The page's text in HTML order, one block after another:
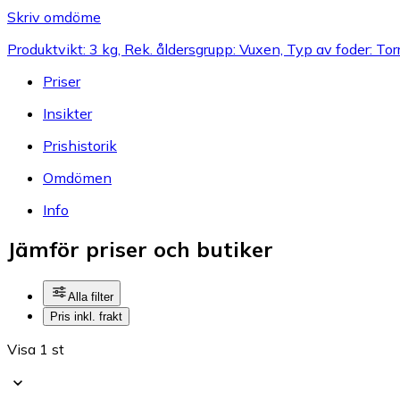
Skriv omdöme
Produktvikt: 3 kg, Rek. åldersgrupp: Vuxen, Typ av foder:
Priser
Insikter
Prishistorik
Omdömen
Info
Jämför priser och butiker
Alla filter
Pris inkl. frakt
Visa 1 st